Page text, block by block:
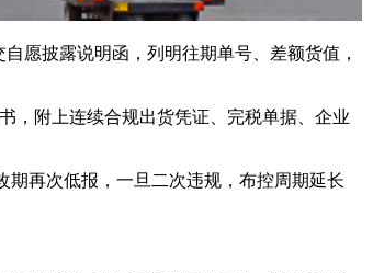
愿披露说明函，列明往期单号、差额货值，
附上连续合规出货凭证、完税单据、企业
再次低报，一旦二次违规，布控周期延长